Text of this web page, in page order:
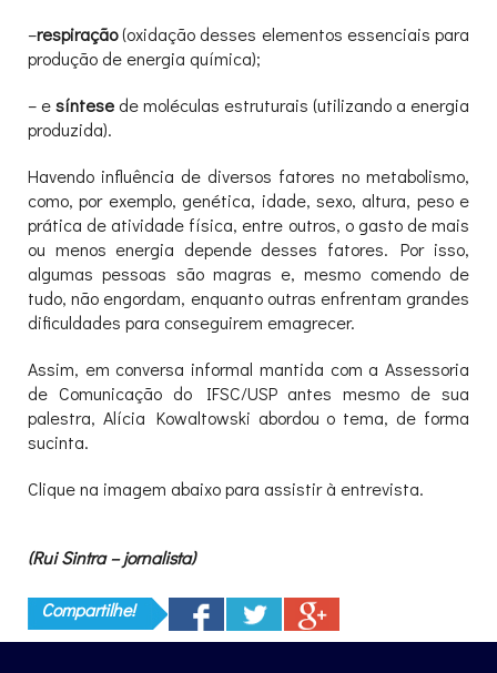
–respiração(oxidação desses elementos essenciais para
produção de energia química);
– esíntese de moléculas estruturais (utilizando a energia
produzida).
Havendo influência de diversos fatores no metabolismo,
como, por exemplo, genética, idade, sexo, altura, peso e
prática de atividade física, entre outros, o gasto de mais
ou menos energia depende desses fatores. Por isso,
algumas pessoas são magras e, mesmo comendo de
tudo, não engordam, enquanto outras enfrentam grandes
dificuldades para conseguirem emagrecer.
Assim, em conversa informal mantida com a Assessoria
de Comunicação do IFSC/USP antes mesmo de sua
palestra, Alícia Kowaltowski abordou o tema, de forma
sucinta.
Clique na imagem abaixo para assistir à entrevista.
(Rui Sintra – jornalista)
Compartilhe!